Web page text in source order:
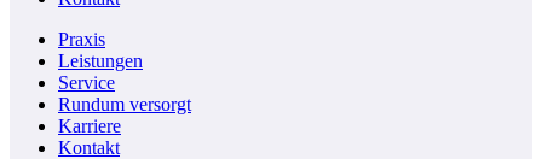
Praxis
Leistungen
Service
Rundum versorgt
Karriere
Kontakt